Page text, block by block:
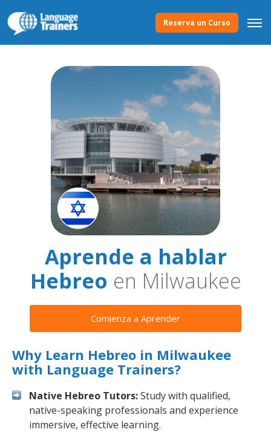
Reserva un Curso
Aprende a hablar
Hebreo en Milwaukee
Comienza a Aprender
Why Learn Hebreo in Milwaukee
with Language Trainers?
Native Hebreo Tutors:Study with qualified,
native-speaking professionals and experience
immersive, effective learning.